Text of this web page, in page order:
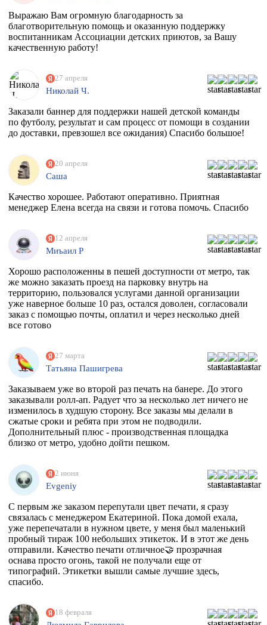
Выражаю Вам огромную благодарность за
благотворительную помощь и оказанную поддержку
воспитанникам Ассоциации детских приютов, за Вашу
качественную работу!
27 апреля
Николай Ч.
Заказали баннер для поддержки нашей детской команды
по футболу, результат и сам процесс от помощи в создании
до доставки, превзошел все ожидания) Спасибо большое!
20 апреля
Саша
Качество хорошее. Работают оперативно. Приятная
менеджер Елена всегда на связи и готова помочь. Спасибо
12 апреля
Миъаил Р
Хорошо расположенны в пешей доступности от метро, так
же можно заказать проезд на парковку внутрь на
территорию, пользовался услугами данной организации
уже наверное больше 10 раз, остался доволен, согласовали
заказ с помощью почты, оплатил и через несколько дней
все готово
27 марта
Татьяна Пашигрева
Заказываем уже во второй раз печать на банере. До этого
заказывали ролл-ап. Радует что за несколько лет ничего не
изменилось в худшую сторону. Все заказы мы делали в
сжатые сроки и ребята при этом не подводили.
Дополнительный плюс - производственная площадка
близко от метро, удобно дойти пешком.
2 июня
Evgeniy
С первым же заказом перепутали цвет печати, я сразу
связалась с менеджером Екатериной. Пока домой ехала,
уже перепечатали в нужном цвете, у меня был маленький
пробный тираж 100 небольших этикеток. И в этот же день
отправили. Качество печати отличное🤝 прозрачная
оснава просто огонь, такой не получали еще от
типографий. Этикетки вышли самые лучшие здесь,
спасибо.
18 февраля